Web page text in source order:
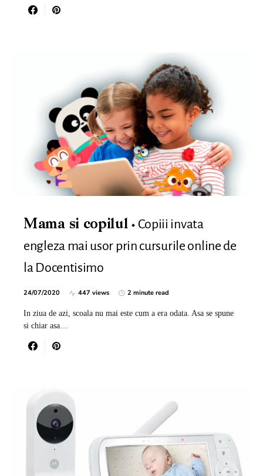
Mama si copilul
Copiii invata
engleza mai usor prin cursurile online de
la Docentisimo
24/07/2020 447 views 2 minute read
In ziua de azi, scoala nu mai este cum a era odata. Asa se spune
si chiar asa…